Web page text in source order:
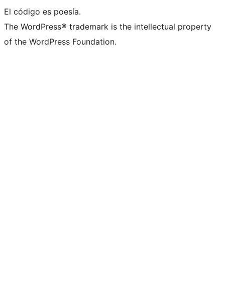
El código es poesía.
The WordPress® trademark is the intellectual property
of the WordPress Foundation.